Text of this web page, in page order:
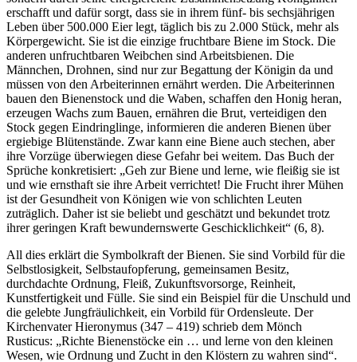
erschafft und dafür sorgt, dass sie in ihrem fünf- bis sechsjährigen
Leben über 500.000 Eier legt, täglich bis zu 2.000 Stück, mehr als
Körpergewicht. Sie ist die einzige fruchtbare Biene im Stock. Die
anderen unfruchtbaren Weibchen sind Arbeitsbienen. Die
Männchen, Drohnen, sind nur zur Begattung der Königin da und
müssen von den Arbeiterinnen ernährt werden. Die Arbeiterinnen
bauen den Bienenstock und die Waben, schaffen den Honig heran,
erzeugen Wachs zum Bauen, ernähren die Brut, verteidigen den
Stock gegen Eindringlinge, informieren die anderen Bienen über
ergiebige Blütenstände. Zwar kann eine Biene auch stechen, aber
ihre Vorzüge überwiegen diese Gefahr bei weitem. Das Buch der
Sprüche konkretisiert: „Geh zur Biene und lerne, wie fleißig sie ist
und wie ernsthaft sie ihre Arbeit verrichtet! Die Frucht ihrer Mühen
ist der Gesundheit von Königen wie von schlichten Leuten
zuträglich. Daher ist sie beliebt und geschätzt und bekundet trotz
ihrer geringen Kraft bewundernswerte Geschicklichkeit“ (6, 8).
All dies erklärt die Symbolkraft der Bienen. Sie sind Vorbild für die
Selbstlosigkeit, Selbstaufopferung, gemeinsamen Besitz,
durchdachte Ordnung, Fleiß, Zukunftsvorsorge, Reinheit,
Kunstfertigkeit und Fülle. Sie sind ein Beispiel für die Unschuld und
die gelebte Jungfräulichkeit, ein Vorbild für Ordensleute. Der
Kirchenvater Hieronymus (347 – 419) schrieb dem Mönch
Rusticus: „Richte Bienenstöcke ein … und lerne von den kleinen
Wesen, wie Ordnung und Zucht in den Klöstern zu wahren sind“.